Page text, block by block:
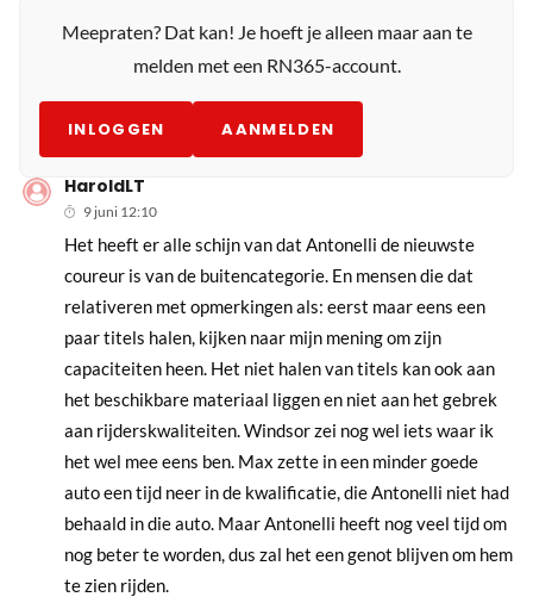
Meepraten? Dat kan! Je hoeft je alleen maar aan te
melden met een RN365-account.
INLOGGEN AANMELDEN
HaroldLT
9 juni 12:10
Het heeft er alle schijn van dat Antonelli de nieuwste
coureur is van de buitencategorie. En mensen die dat
relativeren met opmerkingen als: eerst maar eens een
paar titels halen, kijken naar mijn mening om zijn
capaciteiten heen. Het niet halen van titels kan ook aan
het beschikbare materiaal liggen en niet aan het gebrek
aan rijderskwaliteiten. Windsor zei nog wel iets waar ik
het wel mee eens ben. Max zette in een minder goede
auto een tijd neer in de kwalificatie, die Antonelli niet had
behaald in die auto. Maar Antonelli heeft nog veel tijd om
nog beter te worden, dus zal het een genot blijven om hem
te zien rijden.